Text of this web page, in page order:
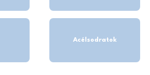
Acélsodratok